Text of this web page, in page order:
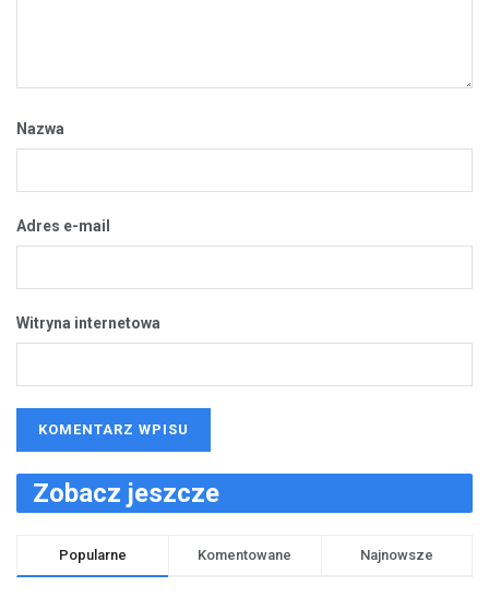
Nazwa
Adres e-mail
Witryna internetowa
Zobacz jeszcze
Popularne Komentowane Najnowsze